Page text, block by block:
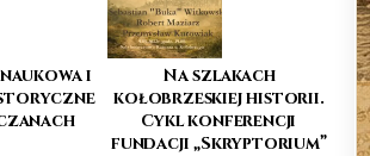
i
Na szlakach
kołobrzeskiej historii.
Cykl konferencji
fundacji „Skryptorium”